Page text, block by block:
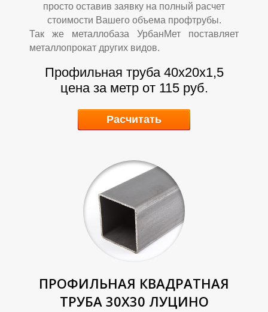
Р
просто оставив заявку на полный расчет
стоимости Вашего объема профтрубы.
Так же металлобаза УрбанМет поставляет
металлопрокат других видов.
Профильная труба 40х20х1,5
цена за метр от 115 руб.
Расчитать
ПРОФИЛЬНАЯ КВАДРАТНАЯ
ТРУБА 30Х30 ЛУЦИНО
Р